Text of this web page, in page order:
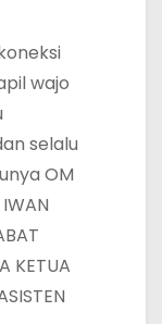
wajo
selalu
OM
IWAN
KETUA